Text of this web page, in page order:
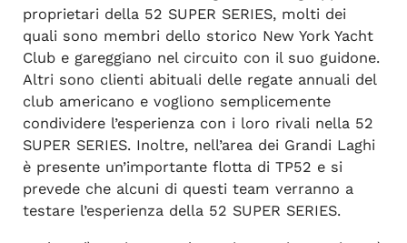
proprietari della 52 SUPER SERIES, molti dei
quali sono membri dello storico New York Yacht
Club e gareggiano nel circuito con il suo guidone.
Altri sono clienti abituali delle regate annuali del
club americano e vogliono semplicemente
condividere l’esperienza con i loro rivali nella 52
SUPER SERIES. Inoltre, nell’area dei Grandi Laghi
è presente un’importante flotta di TP52 e si
prevede che alcuni di questi team verranno a
testare l’esperienza della 52 SUPER SERIES.